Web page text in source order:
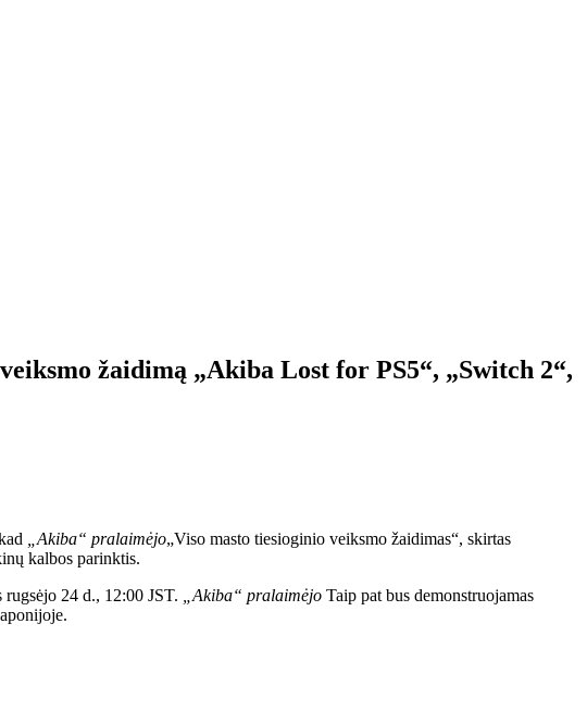
žaidimą „Akiba Lost for PS5“, „Switch 2“,
„Akiba“ pralaimėjo„Viso masto tiesioginio veiksmo žaidimas“, skirtas
kalbos parinktis.
24 d., 12:00 JST.
„Akiba“ pralaimėjo Taip pat bus demonstruojamas